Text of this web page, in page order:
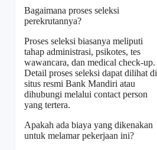
Bagaimana proses seleksi
perekrutannya?
Proses seleksi biasanya meliputi
tahap administrasi, psikotes, tes
wawancara, dan medical check-up.
Detail proses seleksi dapat dilihat di
situs resmi Bank Mandiri atau
dihubungi melalui contact person
yang tertera.
Apakah ada biaya yang dikenakan
untuk melamar pekerjaan ini?